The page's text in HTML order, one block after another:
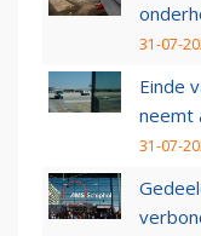
31-07-
Einde
neemt
31-07-